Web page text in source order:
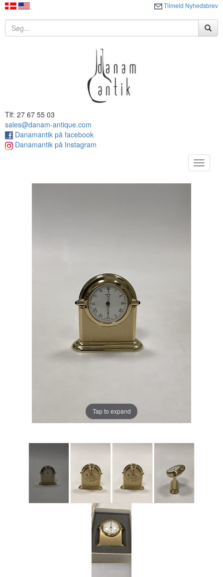
Tilmeld Nyhedsbrev
Tlf: 27 67 55 03
sales@danam-antique.com
Danamantik på facebook
Danamantik på Instagram
Toggle
Tap to expand